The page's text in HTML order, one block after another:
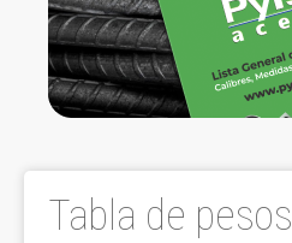
Tabla de pesos